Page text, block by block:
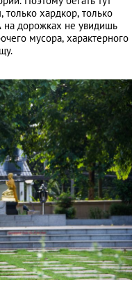
только хардкор, только
на дорожках не увидишь
мусора, характерного